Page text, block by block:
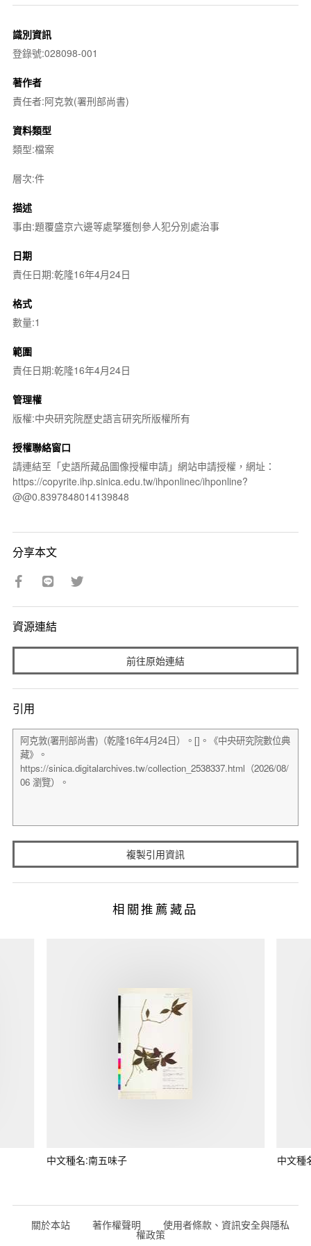
識別資訊
登錄號:028098-001
著作者
責任者:阿克敦(署刑部尚書)
資料類型
類型:檔案
層次:件
描述
事由:題覆盛京六邊等處拏獲刨參人犯分別處治事
日期
責任日期:乾隆16年4月24日
格式
數量:1
範圍
責任日期:乾隆16年4月24日
管理權
版權:中央研究院歷史語言研究所版權所有
授權聯絡窗口
請連結至「史語所藏品圖像授權申請」網站申請授權，網址：
https://copyrite.ihp.sinica.edu.tw/ihponlinec/ihponline?
@@0.8397848014139848
分享本文
資源連結
前往原始連結
引用
複製引用資訊
相關推薦藏品
中文種名:南五味子 中文種
關於本站 著作權聲明 使用者條款、資訊安全與隱私
權政策